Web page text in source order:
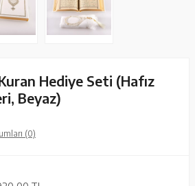
Hediye Seti (Hafız
Beyaz)
(0)